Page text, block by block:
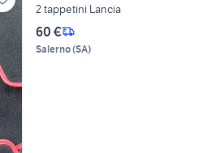
2 tappetini Lancia
60 €
Salerno(SA)